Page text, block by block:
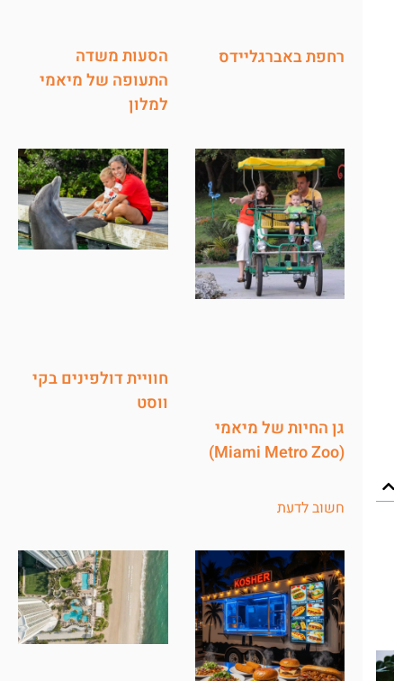
רחפת באברגליידס
הסעות משדה
התעופה של מיאמי
למלון
גן החיות של מיאמי
(Miami Metro Zoo)
חוויית דולפינים בקי
ווסט
חשוב לדעת